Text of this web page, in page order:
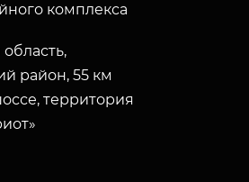
комплекса
район, 55 км
территория